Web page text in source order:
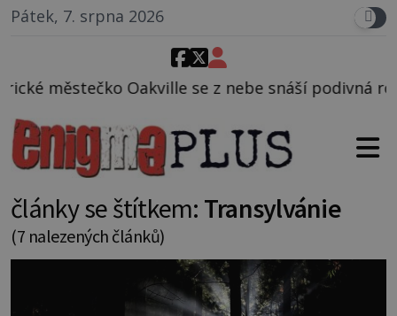
Pátek, 7. srpna 2026
z nebe snáší podivná rosolovitá látka
články se štítkem: Transylvánie
(7 nalezených článků)